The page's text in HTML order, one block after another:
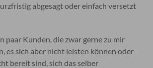
abgesagt oder einfach versetzt
paar Kunden, die zwar gerne zu mir
es sich aber nicht leisten können oder
bereit sind, sich das selber